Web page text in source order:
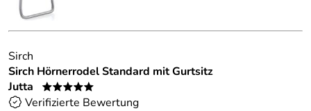
Sirch
Sirch Hörnerrodel Standard mit Gurtsitz
Jutta
*****
Verifizierte Bewertung